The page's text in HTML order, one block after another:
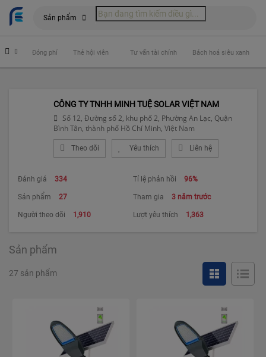
Sản phẩm
Đóng phí Thẻ hội viên Tư vấn tài chính Bách hoá siêu xanh
CÔNG TY TNHH MINH TUỆ SOLAR VIỆT NAM
Số 12, Đường số 2, khu phố 2, Phường An Lạc, Quận
Bình Tân, thành phố Hồ Chí Minh, Việt Nam
Theo dõi Yêu thích Liên hệ
Đánh giá 334
Sản phẩm 27
Người theo dõi 1,910
Tỉ lệ phản hồi 96%
Tham gia 3 năm trước
Lượt yêu thích 1,363
Sản phẩm
27 sản phẩm